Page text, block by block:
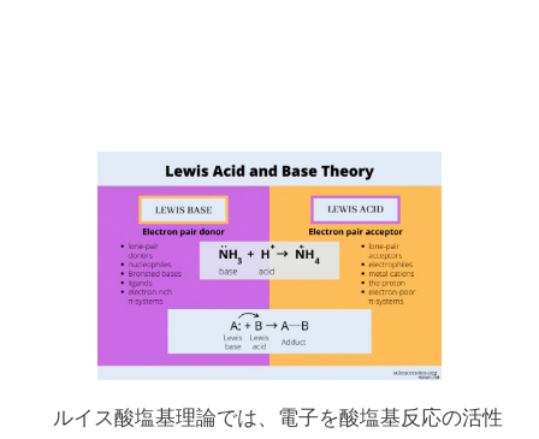
ルイス酸塩基理論では、電子を酸塩基反応の活性